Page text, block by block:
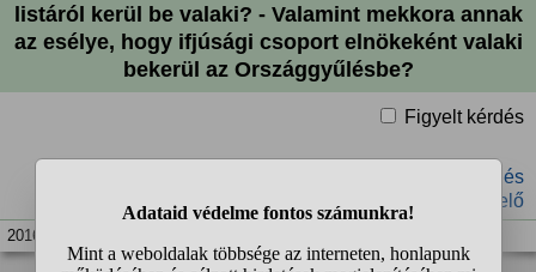
listáról kerül be valaki? - Valamint mekkora annak
az esélye, hogy ifjúsági csoport elnökeként valaki
bekerül az Országgyűlésbe?
Figyelt kérdés
#országgyűlés
#országgyűlési képviselő
2016. dec. 6. 13:31